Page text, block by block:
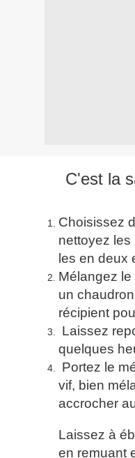
C'est la
Choisissez
nettoyez
les en deux
Mélangez
un
récipient
Laissez
quelques
Portez le
vif, bien
accrocher
Laissez à
en remuant